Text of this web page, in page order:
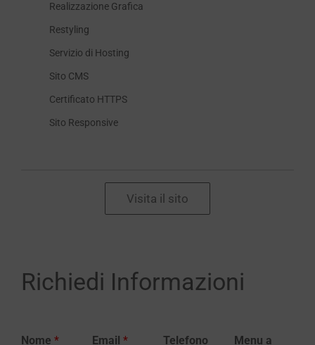
Realizzazione Grafica
Restyling
Servizio di Hosting
Sito CMS
Certificato HTTPS
Sito Responsive
Visita il sito
Richiedi Informazioni
Nome * Email * Telefono Menu a